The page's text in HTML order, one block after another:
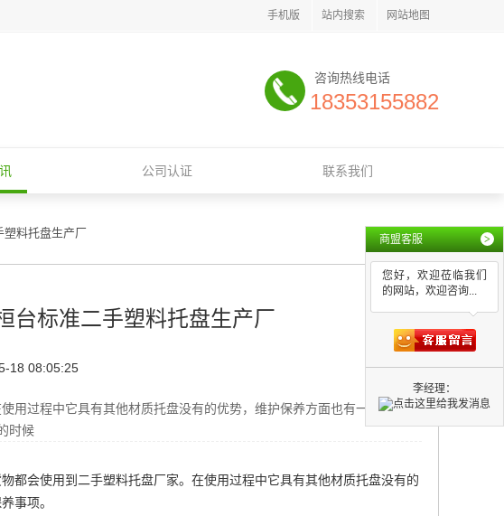
手机版 站内搜索 网站地图
咨询热线电话
18353155882
公司认证 联系我们
塑料托盘生产厂
台标准二手塑料托盘生产厂
18 08:05:25
用过程中它具有其他材质托盘没有的优势，维护保养方面也有一定区别，
时候
都会使用到 二手塑料托盘厂家。在使用过程中它具有其他材质托盘没有的
事项。
商盟客服 >
您好，欢迎莅临我们
的网站，欢迎咨询...
李经理：